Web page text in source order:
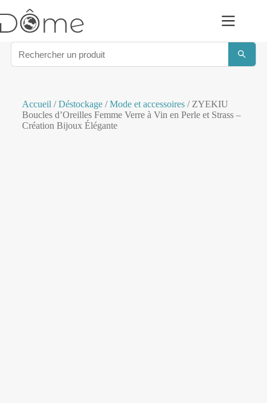
Accueil /Déstockage/Mode et accessoires/ ZYEKIU
Boucles d’Oreilles Femme Verre à Vin en Perle et Strass –
Création Bijoux Élégante